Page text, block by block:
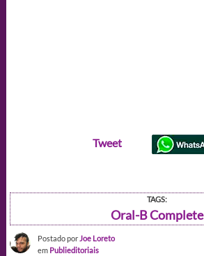
Tweet
TAGS:
Oral-B Complete
Postado por Joe Loreto
em Publieditoriais